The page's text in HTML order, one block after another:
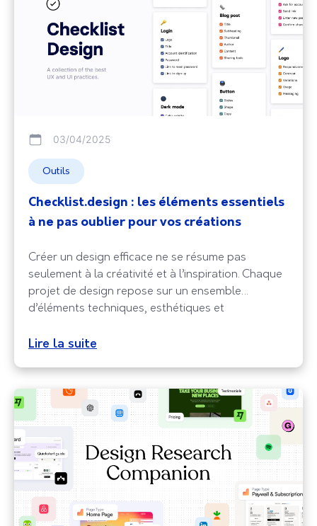
03/04/2025
Outils
Checklist.design : les éléments essentiels
à ne pas oublier pour vos créations
Créer un design efficace ne se résume pas
seulement à la créativité et à l’inspiration. Chaque
projet de design repose sur un ensemble
d’éléments techniques, esthétiques et
vérifiés avant d’être finalisés. C’est là qu’intervient
s’assurer que chaque détail est pris en compte et
que votre
Lire la suite